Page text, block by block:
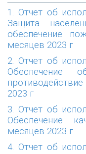
1. Отчет об
Защита
обеспечение
месяцев 2023 г
2. Отчет об
Обеспечение
2023 г
3. Отчет об
Обеспечение
месяцев 2023 г
4. Отчет об